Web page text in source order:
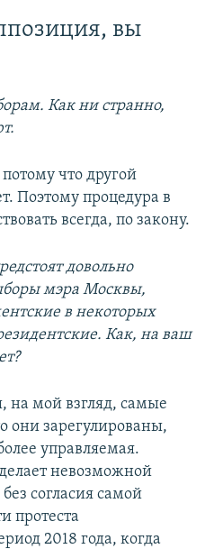
вы
Как ни странно,
что другой
Поэтому процедура в
всегда, по закону.
довольно
мэра Москвы,
в некоторых
Как, на ваш
на мой взгляд, самые
они зарегулированы,
управляемая.
невозможной
согласия самой
протеста
2018 года, когда